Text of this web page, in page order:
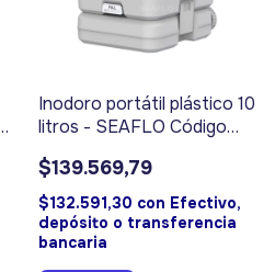
Inodoro portátil plástico 10
litros - SEAFLO Código
$139.569,79
$132.591,30 con Efectivo,
depósito o transferencia
bancaria